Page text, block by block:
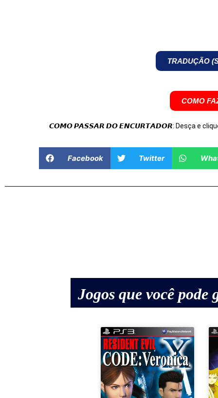
TRADUÇÃO
COMO
𝘾𝙊𝙈𝙊 𝙋𝘼𝙎𝙎𝘼𝙍 𝘿𝙊 𝙀𝙉𝘾𝙐𝙍𝙏𝘼𝘿𝙊𝙍: Desça e clique
Facebook Twitter
Jogos que você pode